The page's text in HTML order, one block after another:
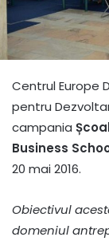
Centrul Europe
pentru
campania
Business
20 mai 2016.
Obiectivul
domeniul